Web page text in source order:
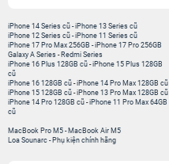
iPhone 14 Series cũ -iPhone 13 Series cũ
iPhone 12 Series cũ -iPhone 11 Series cũ
iPhone 17 Pro Max 256GB -iPhone 17 Pro 256GB
Galaxy A Series - Redmi Series
iPhone 16 Plus 128GB cũ -iPhone 15 Plus 128GB
cũ
iPhone 16 128GB cũ -iPhone 14 Pro Max 128GB cũ
iPhone 15 128GB cũ -iPhone 13 Pro Max 128GB cũ
iPhone 14 Pro 128GB cũ -iPhone 11 Pro Max 64GB
cũ
MacBook Pro M5 - MacBook Air M5
Loa Sounarc - Phụ kiện chính hãng